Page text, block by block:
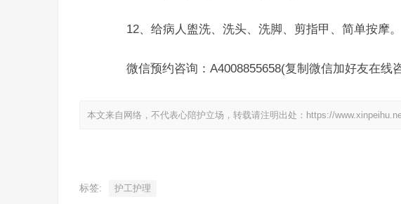
12、给病人盥洗、洗头、洗脚、剪指甲、简单按摩。
微信预约咨询：A4008855658(复制微信加好友在线
本文来自网络，不代表心陪护立场，转载请注明出处：https://
标签: 护工护理